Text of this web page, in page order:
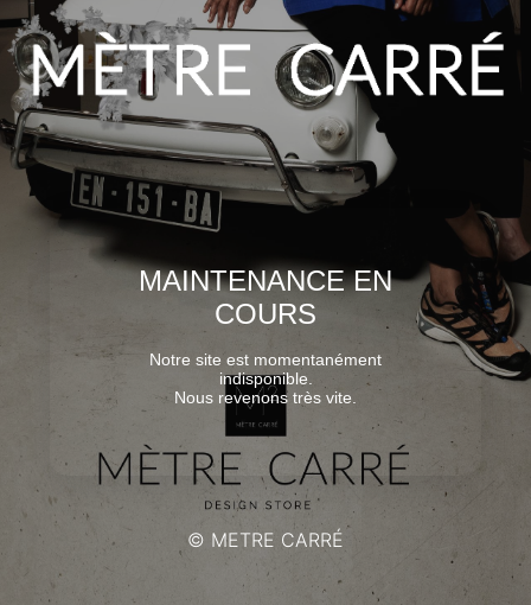
MAINTENANCE EN
COURS
Notre site est momentanément
indisponible.
Nous revenons très vite.
© METRE CARRÉ